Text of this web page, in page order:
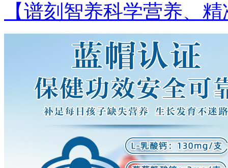
【谱刻智养科学营养、